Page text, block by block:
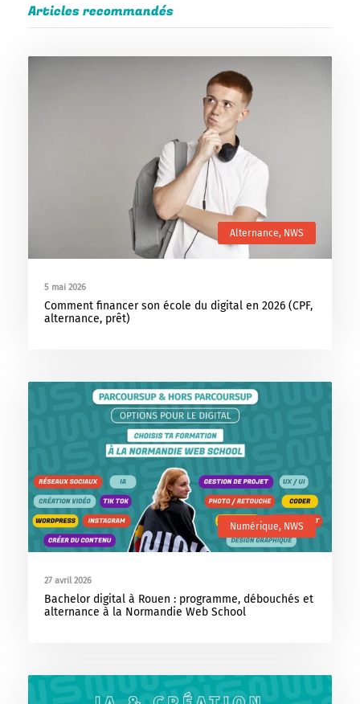
Articles recommandés
Alternance, NWS
5 mai 2026
Comment financer son école du digital en 2026 (CPF,
alternance, prêt)
Numérique, NWS
27 avril 2026
Bachelor digital à Rouen : programme, débouchés et
alternance à la Normandie Web School